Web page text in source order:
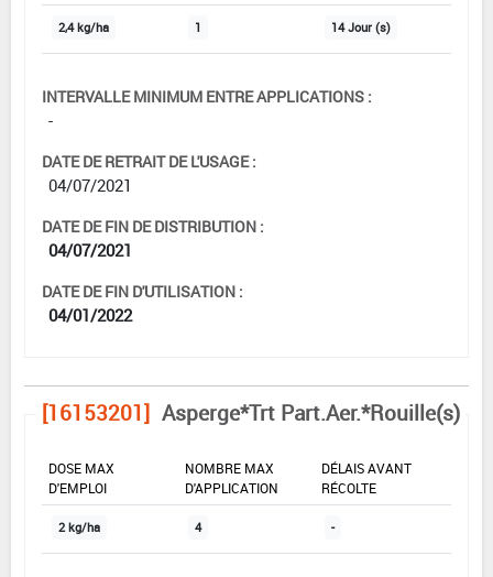
2,4 kg/ha 1 14 Jour (s)
INTERVALLE MINIMUM ENTRE APPLICATIONS :
-
DATE DE RETRAIT DE L'USAGE :
04/07/2021
DATE DE FIN DE DISTRIBUTION :
04/07/2021
DATE DE FIN D'UTILISATION :
04/01/2022
[16153201] Asperge*Trt Part.Aer.*Rouille(s)
DOSE MAX
D'EMPLOI
NOMBRE MAX
D'APPLICATION
DÉLAIS AVANT
RÉCOLTE
2 kg/ha 4 -